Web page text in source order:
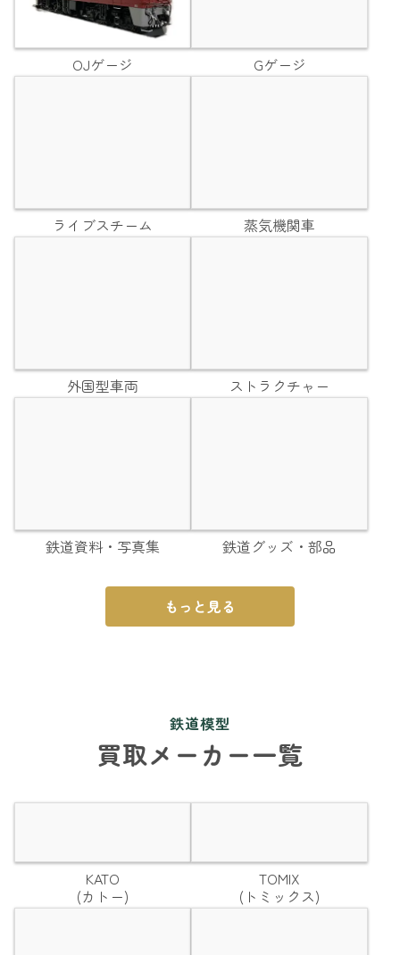
OJゲージ Gゲージ
ライブスチーム 蒸気機関車
外国型車両 ストラクチャー
鉄道資料・写真集 鉄道グッズ・部品
もっと見る
鉄道模型
買取メーカー一覧
KATO
(カトー)
TOMIX
(トミックス)